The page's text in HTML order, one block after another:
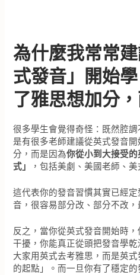
為什麼我常常
式發音」開始
了雅思想加分
很多學生會覺得奇怪：既然腔
是有很多老師建議從英式發音
分，而是因為你從小到大接受
式」
，包括美劇、美國老師、美
這代表你的發音習慣其實已經
音，很容易部分改、部分不改
反之，當你從英式發音開始時
干擾，你能真正從頭把發音學
大家用英式去考雅思，而是英
的起點」。而一旦你有了穩定